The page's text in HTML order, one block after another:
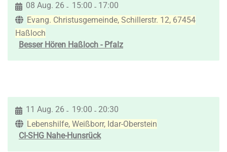
08 Aug. 26 - 15:00 - 17:00
Evang. Christusgemeinde, Schillerstr. 12, 67454
Haßloch
Besser Hören Haßloch - Pfalz
11 Aug. 26 - 19:00 - 20:30
Lebenshilfe, Weißborr, Idar-Oberstein
CI-SHG Nahe-Hunsrück